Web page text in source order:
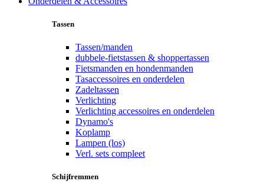
Tassen
Tassen/manden
dubbele-fietstassen & shoppertassen
Fietsmanden en hondenmanden
Tasaccessoires en onderdelen
Zadeltassen
Verlichting
Verlichting accessoires en onderdelen
Dynamo's
Koplamp
Lampen (los)
Verl. sets compleet
Schijfremmen